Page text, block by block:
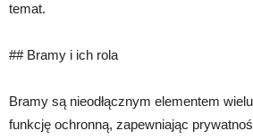
temat.
## Bramy i ich rola
Bramy są nieodłącznym elementem
funkcję ochronną, zapewniając